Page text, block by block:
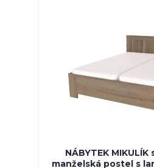
NÁBYTEK MIKULÍK
manželská postel s